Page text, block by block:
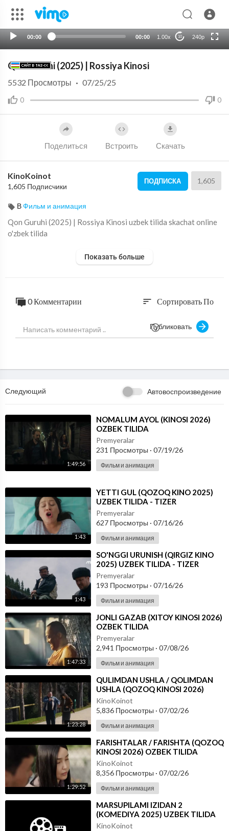
00:00 00:00 1.00x 10 240p
HD
Qon Guruhi (2025) | Rossiya Kinosi
0 0
5532 Просмотры · 07/25/25
Поделиться Встроить Скачать
KinoKoinot
1,605 Подписчики
ПОДПИСКА 1,605
ВФильм и анимация
⁣Qon Guruhi (2025) | Rossiya Kinosi uzbek tilida skachat online
o'zbek tilida
Показать больше
0 Комментарии sort Сортировать По
Публиковать
Следующий Автовоспроизведение
1:49:56
⁣NOMALUM AYOL (KINOSI 2026)
OZBEK TILIDA
Premyeralar
231 Просмотры · 07/19/26
Фильм и анимация
1:43
⁣YETTI GUL (QOZOQ KINO 2025)
UZBEK TILIDA - TIZER
Premyeralar
627 Просмотры · 07/16/26
Фильм и анимация
1:43
⁣SO'NGGI URUNISH (QIRGIZ KINO
2025) UZBEK TILIDA - TIZER
Premyeralar
193 Просмотры · 07/16/26
Фильм и анимация
1:47:33
⁣JONLI GAZAB (XITOY KINOSI 2026)
OZBEK TILIDA
Premyeralar
2,941 Просмотры · 07/08/26
Фильм и анимация
1:23:28
⁣QULIMDAN USHLA / QOLIMDAN
USHLA (QOZOQ KINOSI 2026)
OZBEK TILIDA
KinoKoinot
5,836 Просмотры · 07/02/26
Фильм и анимация
1:29:52
⁣FARISHTALAR / FARISHTA (QOZOQ
KINOSI 2026) OZBEK TILIDA
KinoKoinot
8,356 Просмотры · 07/02/26
Фильм и анимация
⁣MARSUPILAMI IZIDAN 2
(KOMEDIYA 2025) UZBEK TILIDA
KinoKoinot